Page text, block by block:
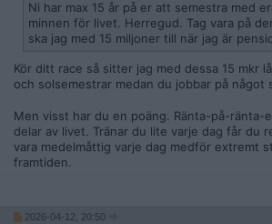
Ni har max 15 år på er att semestra med
minnen för livet. Herregud. Tag vara på
ska jag med 15 miljoner till när jag är
Kör ditt race så sitter jag med dessa 15 mkr
och solsemestrar medan du jobbar på något
Men visst har du en poäng. Ränta-på-ränta-
delar av livet. Tränar du lite varje dag får du
vara medelmåttig varje dag medför extremt
framtiden.
2026-04-12, 20:50